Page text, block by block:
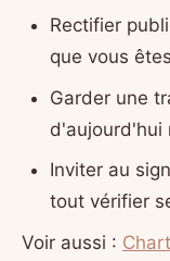
Rectifier
que vous
Garder une
d'aujourd'hui
Inviter au
tout vérifier
Voir aussi :